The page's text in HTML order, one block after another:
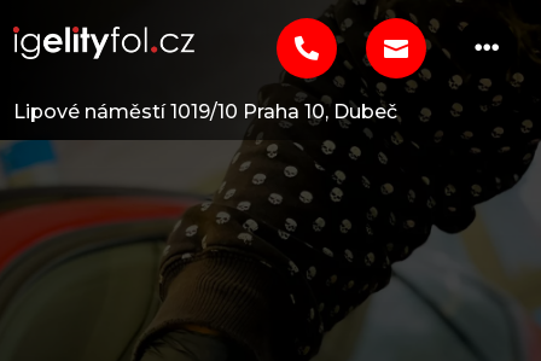
  
Lipové náměstí 1019/10 Praha 10, Dubeč